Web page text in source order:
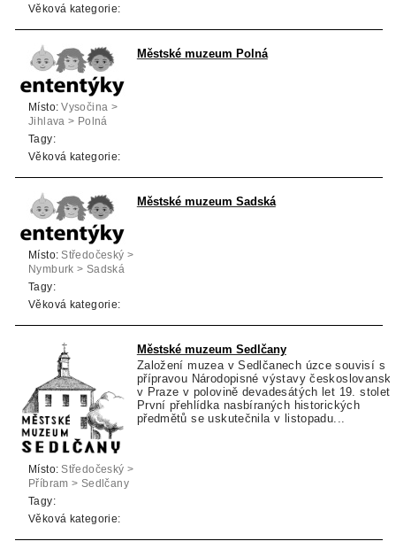
Věková kategorie:
Městské muzeum Polná
Místo: Vysočina >
Jihlava > Polná
Tagy:
Věková kategorie:
Městské muzeum Sadská
Místo: Středočeský >
Nymburk > Sadská
Tagy:
Věková kategorie:
Městské muzeum Sedlčany
Založení muzea v Sedlčanech úzce souvisí s
přípravou Národopisné výstavy
v Praze v polovině devadesátých let 19.
První přehlídka nasbíraných historických
předmětů se uskutečnila v listopadu...
Místo: Středočeský >
Příbram > Sedlčany
Tagy:
Věková kategorie: